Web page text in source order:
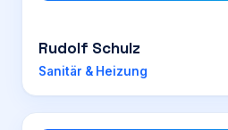
Rudolf Schulz
Sanitär & Heizung